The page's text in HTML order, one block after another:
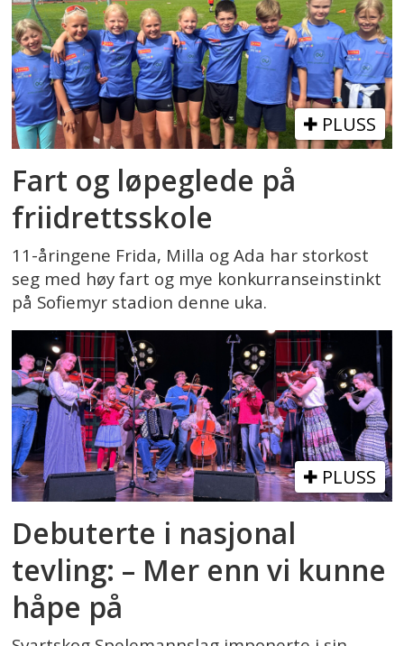
PLUSS
Fart og løpeglede på
friidrettsskole
11-åringene Frida, Milla og Ada har storkost
seg med høy fart og mye konkurranseinstinkt
på Sofiemyr stadion denne uka.
PLUSS
Debuterte i nasjonal
tevling: – Mer enn vi kunne
håpe på